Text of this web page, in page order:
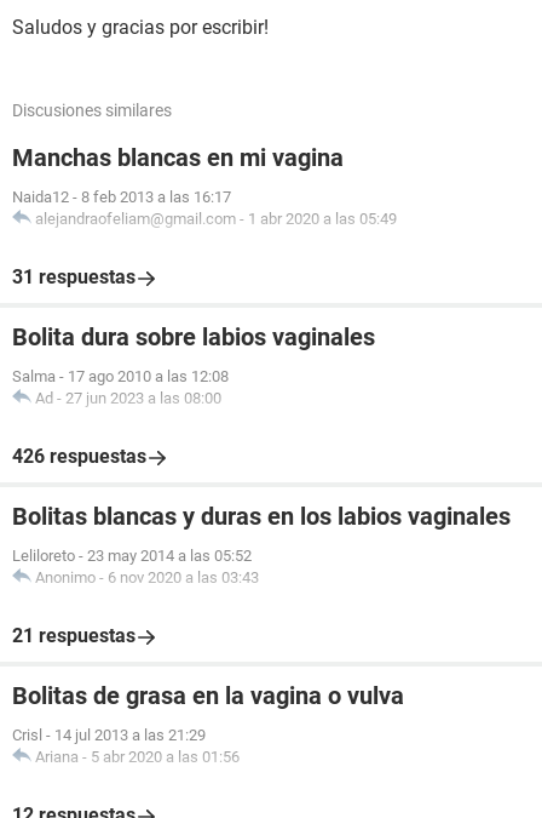
Saludos y gracias por escribir!
Discusiones similares
Manchas blancas en mi vagina
Naida12 - 8 feb 2013 a las 16:17
alejandraofeliam@gmail.com - 1 abr 2020 a las 05:49
31 respuestas
Bolita dura sobre labios vaginales
Salma - 17 ago 2010 a las 12:08
Ad - 27 jun 2023 a las 08:00
426 respuestas
Bolitas blancas y duras en los labios vaginales
Leliloreto - 23 may 2014 a las 05:52
Anonimo - 6 nov 2020 a las 03:43
21 respuestas
Bolitas de grasa en la vagina o vulva
Crisl - 14 jul 2013 a las 21:29
Ariana - 5 abr 2020 a las 01:56